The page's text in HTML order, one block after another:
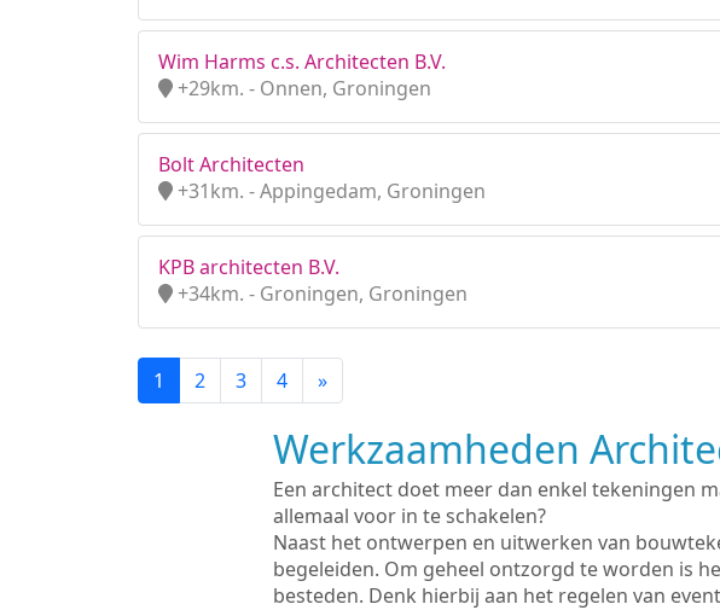
Wim Harms c.s. Architecten B.V.
+29km. - Onnen, Groningen
Bolt Architecten
+31km. - Appingedam, Groningen
KPB architecten B.V.
+34km. - Groningen, Groningen
1 2 3 4 »
Werkzaamheden
Een architect doet meer dan enkel tekeningen
allemaal voor in te schakelen?
Naast het ontwerpen en uitwerken van
begeleiden. Om geheel ontzorgd te worden is
besteden. Denk hierbij aan het regelen van